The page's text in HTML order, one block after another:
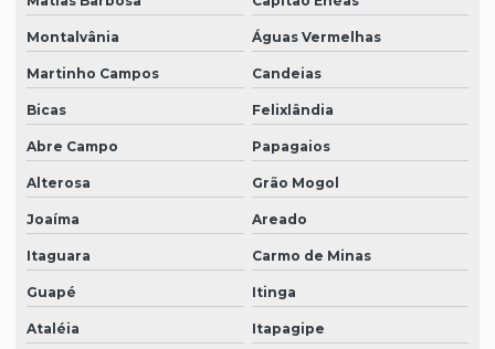
Montalvânia Águas Vermelhas
Martinho Campos Candeias
Bicas Felixlândia
Abre Campo Papagaios
Alterosa Grão Mogol
Joaíma Areado
Itaguara Carmo de Minas
Guapé Itinga
Ataléia Itapagipe